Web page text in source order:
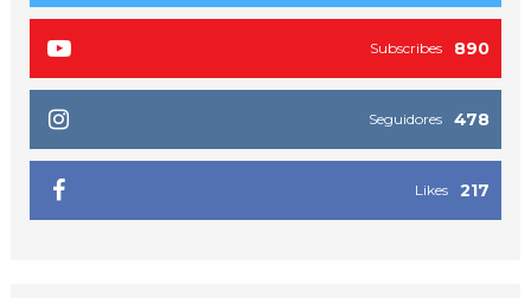
890
Subscribes
478
Seguidores
217
Likes